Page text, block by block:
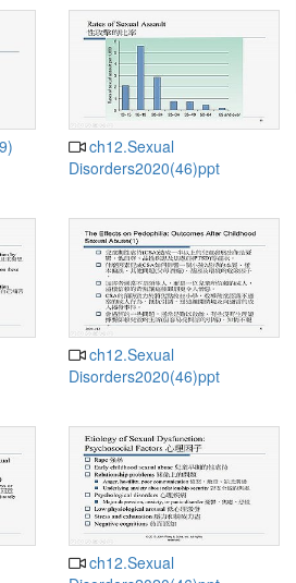
(79)
ch12.Sexual
Disorders2020(46)ppt
ch12.Sexual
Disorders2020(46)ppt
ch12.Sexual